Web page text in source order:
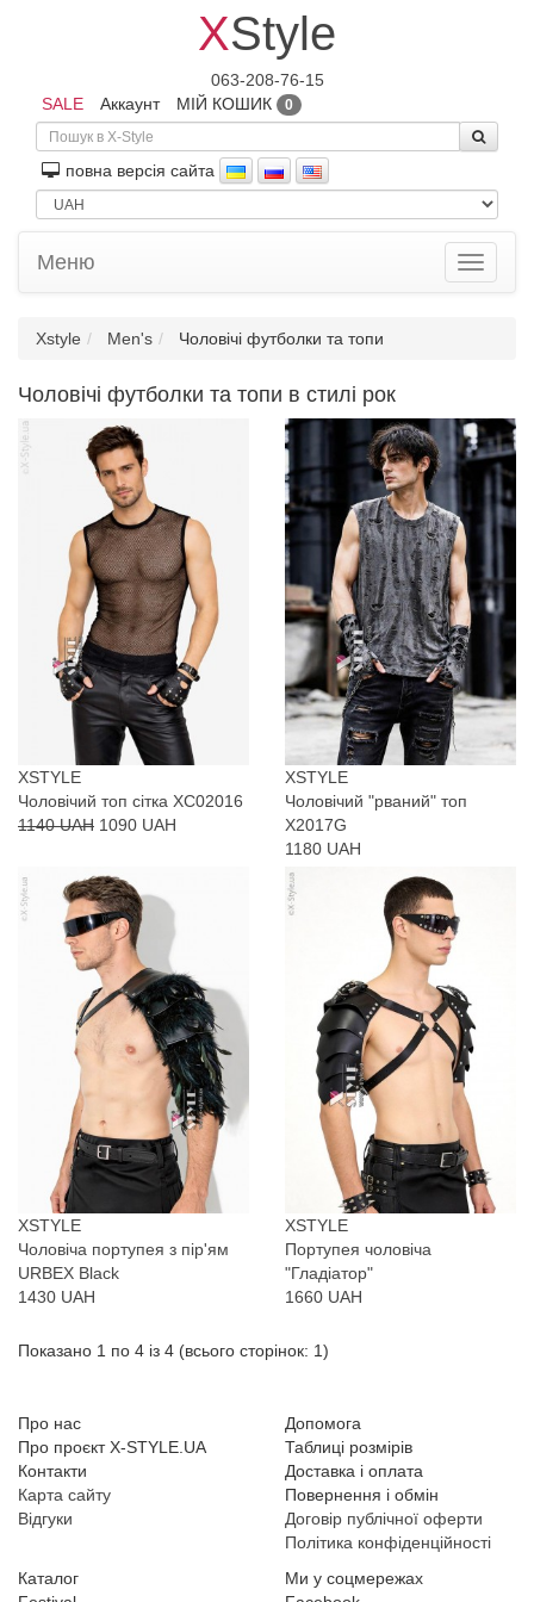
XStyle
063-208-76-15
SALE
Аккаунт МІЙ КОШИК 0
повна версiя сайта
Toggle
Меню
Xstyle Men's Чоловічі футболки та топи
Чоловічі футболки та топи в стилі рок
XSTYLE
Чоловічий топ сітка XC02016
1140 UAH 1090 UAH
XSTYLE
Чоловічий "рваний" топ
X2017G
1180 UAH
XSTYLE
Чоловіча портупея з пір'ям
URBEX Black
1430 UAH
XSTYLE
Портупея чоловіча
"Гладіатор"
1660 UAH
Показано 1 по 4 із 4 (всього сторінок: 1)
Про нас
Про проєкт X-STYLE.UA
Контакти
Карта сайту
Відгуки
Допомога
Таблиці розмірів
Доставка і оплата
Повернення і обмін
Договір публічної оферти
Політика конфіденційності
Каталог
Ми у соцмережах